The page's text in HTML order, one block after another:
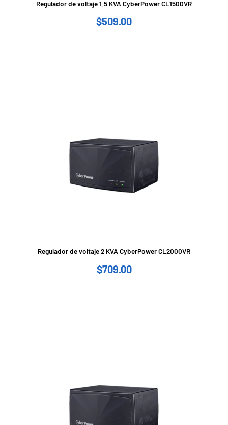
Regulador de voltaje 1.5 KVA CyberPower CL1500VR
$509.00
Regulador de voltaje 2 KVA CyberPower CL2000VR
$709.00